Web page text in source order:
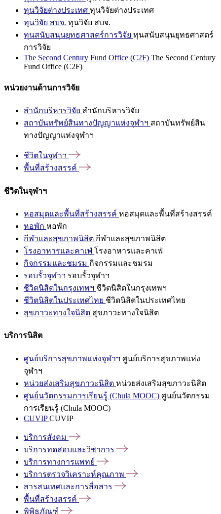
ทุนวิจัยต่างประเทศ ทุนวิจัยต่างประเทศ
ทุนวิจัย สบจ. ทุนวิจัย สบจ.
ทุนสนับสนุนยุทธศาสตร์การวิจัย ทุนสนับสนุนยุทธศาสตร์
การวิจัย
The Second Century Fund Office (C2F) The Second Century
Fund Office (C2F)
หน่วยงานด้านการวิจัย
สำนักบริหารวิจัย สำนักบริหารวิจัย
สถาบันทรัพย์สินทางปัญญาแห่งจุฬาฯ สถาบันทรัพย์สิน
ทางปัญญาแห่งจุฬาฯ
ชีวิตในจุฬาฯ
พื้นที่สร้างสรรค์
ชีวิตในจุฬาฯ
หอสมุดและพื้นที่สร้างสรรค์ หอสมุดและพื้นที่สร้างสรรค์
หอพัก หอพัก
กีฬาและสุขภาพนิสิต กีฬาและสุขภาพนิสิต
โรงอาหารและคาเฟ่ โรงอาหารและคาเฟ่
กิจกรรมและชมรม กิจกรรมและชมรม
รอบรั้วจุฬาฯ รอบรั้วจุฬาฯ
ชีวิตนิสิตในกรุงเทพฯ ชีวิตนิสิตในกรุงเทพฯ
ชีวิตนิสิตในประเทศไทย ชีวิตนิสิตในประเทศไทย
สุขภาวะทางใจนิสิต สุขภาวะทางใจนิสิต
บริการนิสิต
ศูนย์บริการสุขภาพแห่งจุฬาฯ ศูนย์บริการสุขภาพแห่ง
จุฬาฯ
หน่วยส่งเสริมสุขภาวะนิสิต หน่วยส่งเสริมสุขภาวะนิสิต
ศูนย์นวัตกรรมการเรียนรู้ (Chula MOOC) ศูนย์นวัตกรรม
การเรียนรู้ (Chula MOOC)
CUVIPCUVIP
บริการสังคม
บริการทดสอบและวิชาการ
บริการทางการแพทย์
บริการตรวจวิเคราะห์คุณภาพ
สารสนเทศและการสื่อสาร
พื้นที่สร้างสรรค์
พิพิธภัณฑ์